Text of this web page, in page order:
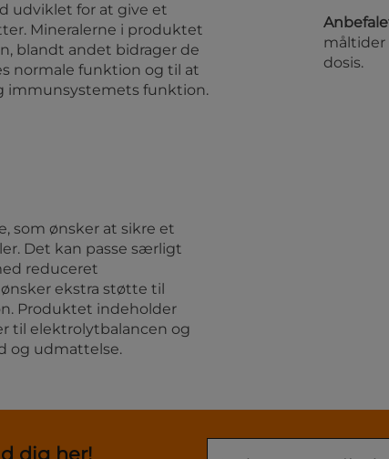
udviklet for at give et
Mineralerne i produktet
blandt andet bidrager de
normale funktion og til at
immunsystemets funktion.
som ønsker at sikre et
Det kan passe særligt
reduceret
ekstra støtte til
Produktet indeholder
til elektrolytbalancen og
og udmattelse.
måltider
dosis.
dig her!